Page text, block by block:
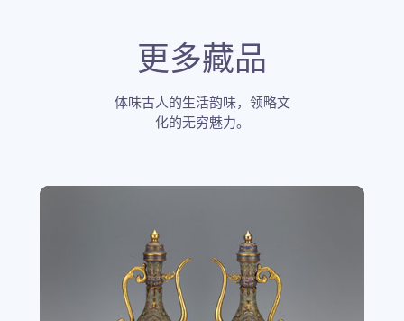
更多藏品
体味古人的生活韵味，领略文
化的无穷魅力。